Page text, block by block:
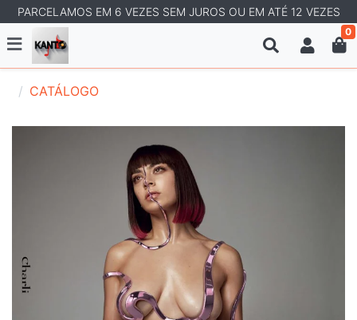
PARCELAMOS EM 6 VEZES SEM JUROS OU EM ATÉ 12 VEZES
0
CATÁLOGO